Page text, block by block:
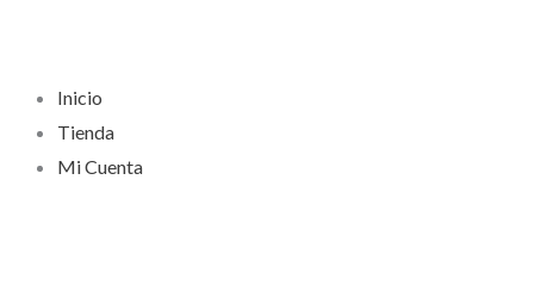
Inicio
Tienda
Mi Cuenta